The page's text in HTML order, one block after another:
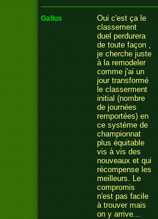
gallus
Oui c'est ça le
classement
duel perdurera
de toute façon ,
je cherche juste
à la remodeler
comme j'ai un
jour transformé
le classerment
initial (nombre
de journées
remportées) en
ce système de
championnat
plus équitable
vis à vis des
nouveaux et qui
récompense les
meilleurs. Le
compromis
n'est pas facile
à trouver mais
on y arrive...